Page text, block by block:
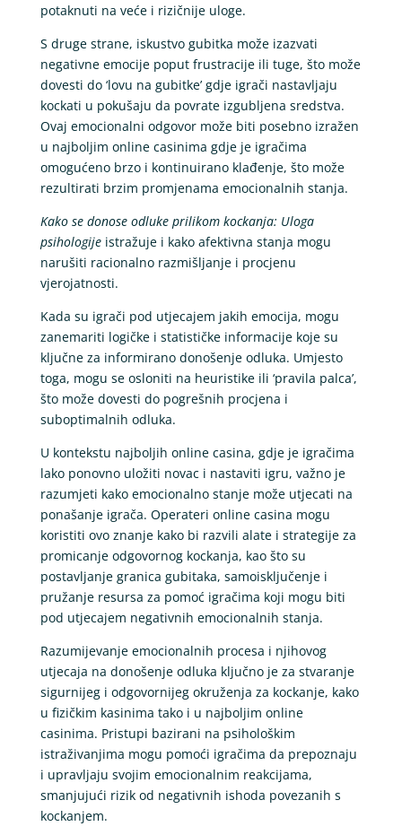
potaknuti na veće i rizičnije uloge.
S druge strane, iskustvo gubitka može izazvati
negativne emocije poput frustracije ili tuge, što može
dovesti do ‘lovu na gubitke’ gdje igrači nastavljaju
kockati u pokušaju da povrate izgubljena sredstva.
Ovaj emocionalni odgovor može biti posebno izražen
u najboljim online casinima gdje je igračima
omogućeno brzo i kontinuirano klađenje, što može
rezultirati brzim promjenama emocionalnih stanja.
Kako se donose odluke prilikom kockanja: Uloga
psihologijeistražuje i kako afektivna stanja mogu
narušiti racionalno razmišljanje i procjenu
vjerojatnosti.
Kada su igrači pod utjecajem jakih emocija, mogu
zanemariti logičke i statističke informacije koje su
ključne za informirano donošenje odluka. Umjesto
toga, mogu se osloniti na heuristike ili ‘pravila palca’,
što može dovesti do pogrešnih procjena i
suboptimalnih odluka.
U kontekstu najboljih online casina, gdje je igračima
lako ponovno uložiti novac i nastaviti igru, važno je
razumjeti kako emocionalno stanje može utjecati na
ponašanje igrača. Operateri online casina mogu
koristiti ovo znanje kako bi razvili alate i strategije za
promicanje odgovornog kockanja, kao što su
postavljanje granica gubitaka, samoisključenje i
pružanje resursa za pomoć igračima koji mogu biti
pod utjecajem negativnih emocionalnih stanja.
Razumijevanje emocionalnih procesa i njihovog
utjecaja na donošenje odluka ključno je za stvaranje
sigurnijeg i odgovornijeg okruženja za kockanje, kako
u fizičkim kasinima tako i u najboljim online
casinima. Pristupi bazirani na psihološkim
istraživanjima mogu pomoći igračima da prepoznaju
i upravljaju svojim emocionalnim reakcijama,
smanjujući rizik od negativnih ishoda povezanih s
kockanjem.